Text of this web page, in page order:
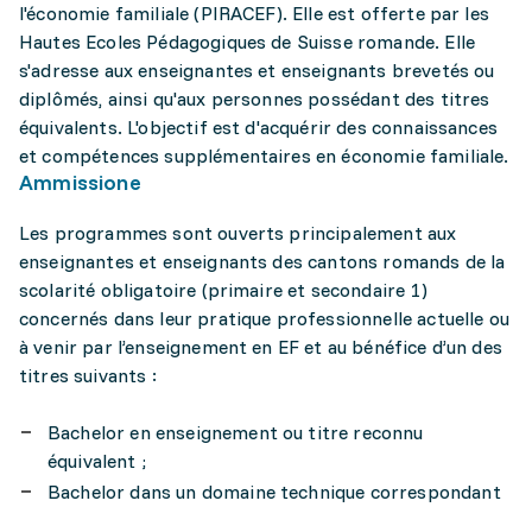
l'économie familiale (PIRACEF). Elle est offerte par les
Hautes Ecoles Pédagogiques de Suisse romande. Elle
s'adresse aux enseignantes et enseignants brevetés ou
diplômés, ainsi qu'aux personnes possédant des titres
équivalents. L'objectif est d'acquérir des connaissances
et compétences supplémentaires en économie familiale.
Ammissione
Les programmes sont ouverts principalement aux
enseignantes et enseignants des cantons romands de la
scolarité obligatoire (primaire et secondaire 1)
concernés dans leur pratique professionnelle actuelle ou
à venir par l’enseignement en EF et au bénéfice d’un des
titres suivants :
Bachelor en enseignement ou titre reconnu
équivalent ;
Bachelor dans un domaine technique correspondant